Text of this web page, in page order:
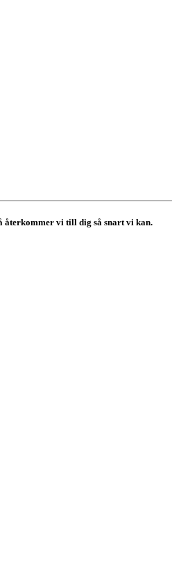
återkommer vi till dig så snart vi kan.